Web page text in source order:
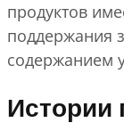
продуктов
поддержания
содержанием
Истории